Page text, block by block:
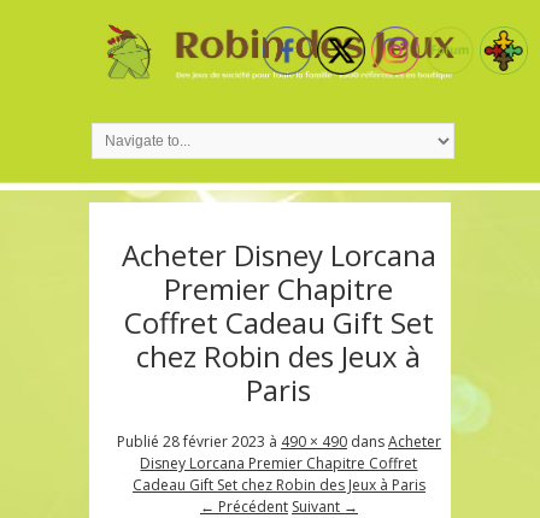
Acheter Disney Lorcana
Premier Chapitre
Coffret Cadeau Gift Set
chez Robin des Jeux à
Paris
Publié 28 février 2023 à 490 × 490dansAcheter
Disney Lorcana Premier Chapitre Coffret
Cadeau Gift Set chez Robin des Jeux à Paris
← Précédent Suivant →